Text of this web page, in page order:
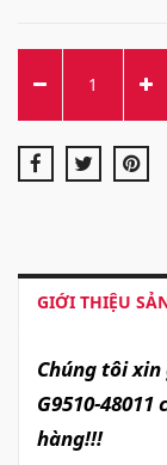
GIỚI THIỆU
Chúng tôi xin
G9510-
hàng!!!